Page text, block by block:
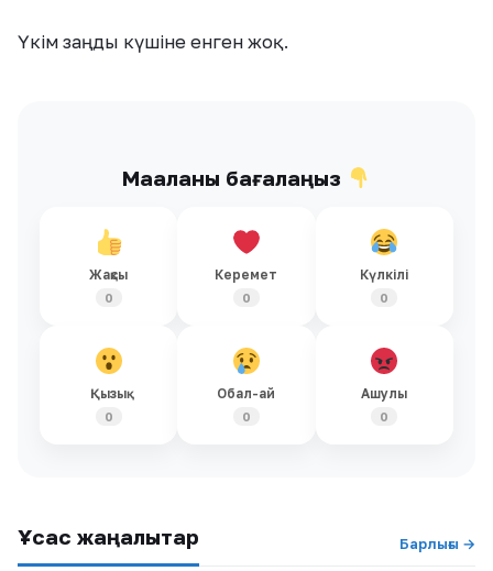
Үкім заңды күшіне енген жоқ.
Мақаланы бағалаңыз
Жақсы
0
Керемет
0
Күлкілі
0
Қызық
0
Обал-ай
0
Ашулы
0
Ұқсас жаңалықтар Барлығы →